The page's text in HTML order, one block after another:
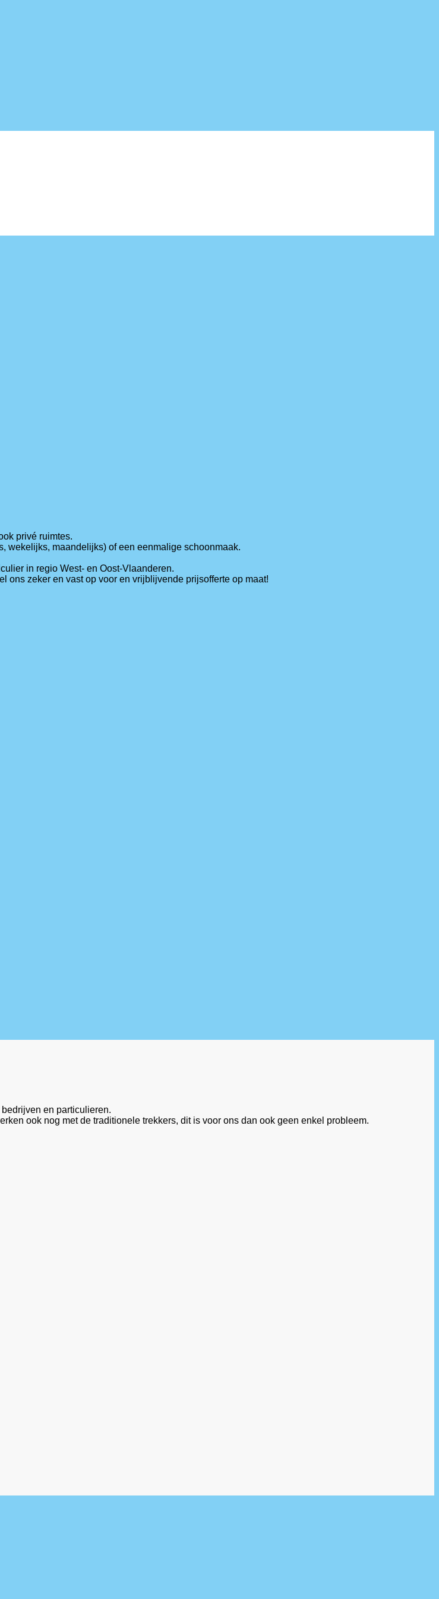
privé ruimtes.
wekelijks, maandelijks) of een eenmalige schoonmaak.
in regio West- en Oost-Vlaanderen.
ons zeker en vast op voor en vrijblijvende prijsofferte op maat!
en particulieren.
ook nog met de traditionele trekkers, dit is voor ons dan ook geen enkel probleem.